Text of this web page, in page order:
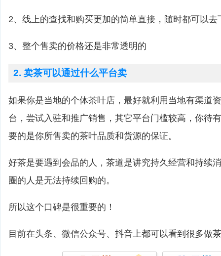
2、线上的查找和购买更加的简单直接，随时都可以去
3、整个售卖的价格还是非常透明的
2. 卖茶可以通过什么平台卖
如果你是当地的个体茶叶店，最好就利用当地有渠道
台，尝试入驻和推广销售，其它平台门槛较高，你待
要的是你所售卖的茶叶品质和货源的保证。
好茶是要遇到会品的人，茶道是讲究持久经营和持续
圈的人是无法持续回购的。
所以这个口碑是很重要的！
目前在头条、微信公众号、抖音上都可以看到很多做茶